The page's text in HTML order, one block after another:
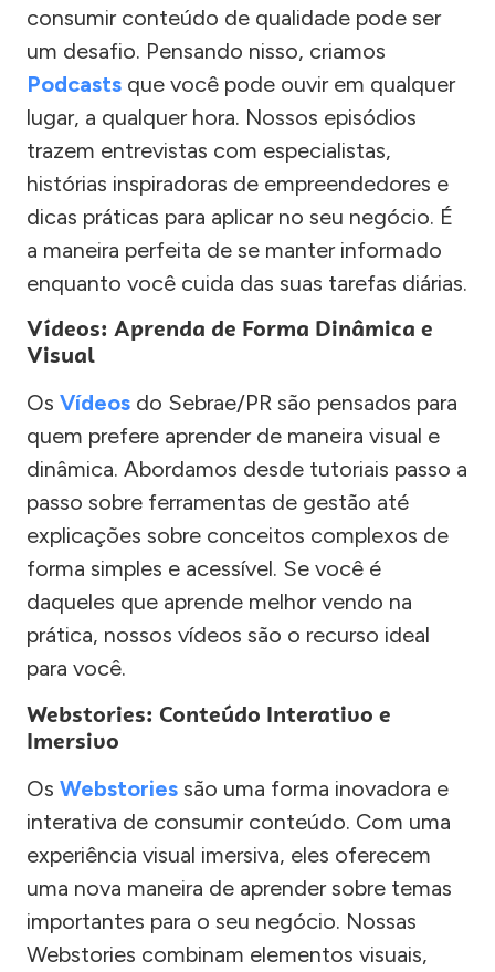
consumir conteúdo de qualidade pode ser
um desafio. Pensando nisso, criamos
Podcasts que você pode ouvir em qualquer
lugar, a qualquer hora. Nossos episódios
trazem entrevistas com especialistas,
histórias inspiradoras de empreendedores e
dicas práticas para aplicar no seu negócio. É
a maneira perfeita de se manter informado
enquanto você cuida das suas tarefas diárias.
Vídeos: Aprenda de Forma Dinâmica e
Visual
Os Vídeos do Sebrae/PR são pensados para
quem prefere aprender de maneira visual e
dinâmica. Abordamos desde tutoriais passo a
passo sobre ferramentas de gestão até
explicações sobre conceitos complexos de
forma simples e acessível. Se você é
daqueles que aprende melhor vendo na
prática, nossos vídeos são o recurso ideal
para você.
Webstories: Conteúdo Interativo e
Imersivo
Os Webstories são uma forma inovadora e
interativa de consumir conteúdo. Com uma
experiência visual imersiva, eles oferecem
uma nova maneira de aprender sobre temas
importantes para o seu negócio. Nossas
Webstories combinam elementos visuais,